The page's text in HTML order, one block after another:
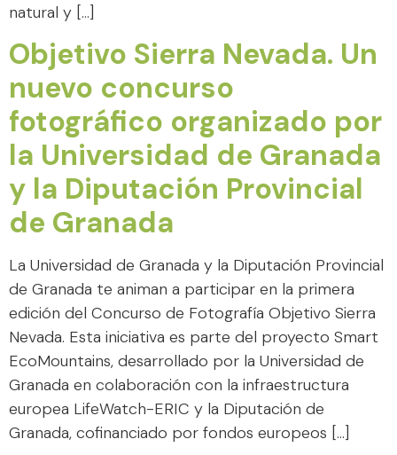
natural y […]
Objetivo Sierra Nevada. Un
nuevo concurso
fotográfico organizado por
la Universidad de Granada
y la Diputación Provincial
de Granada
La Universidad de Granada y la Diputación Provincial
de Granada te animan a participar en la primera
edición del Concurso de Fotografía Objetivo Sierra
Nevada. Esta iniciativa es parte del proyecto Smart
EcoMountains, desarrollado por la Universidad de
Granada en colaboración con la infraestructura
europea LifeWatch-ERIC y la Diputación de
Granada, cofinanciado por fondos europeos […]